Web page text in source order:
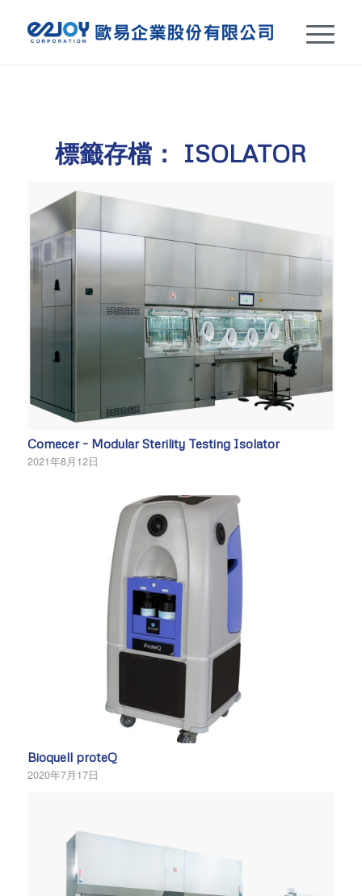
標籤存檔： ISOLATOR
Comecer – Modular Sterility Testing Isolator
2021年8月12日
Bioquell proteQ
2020年7月17日